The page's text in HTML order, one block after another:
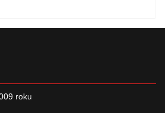
roku